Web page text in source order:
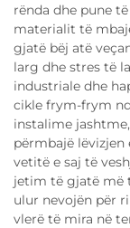
rënda dhe pune
materialit të
gjatë bëj atë
larg dhe stres të
industriale dhe
cikle frym-frym
instalime
përmbajë
vetitë e saj të
jetim të gjatë më
ulur nevojën për
vlerë të mira në